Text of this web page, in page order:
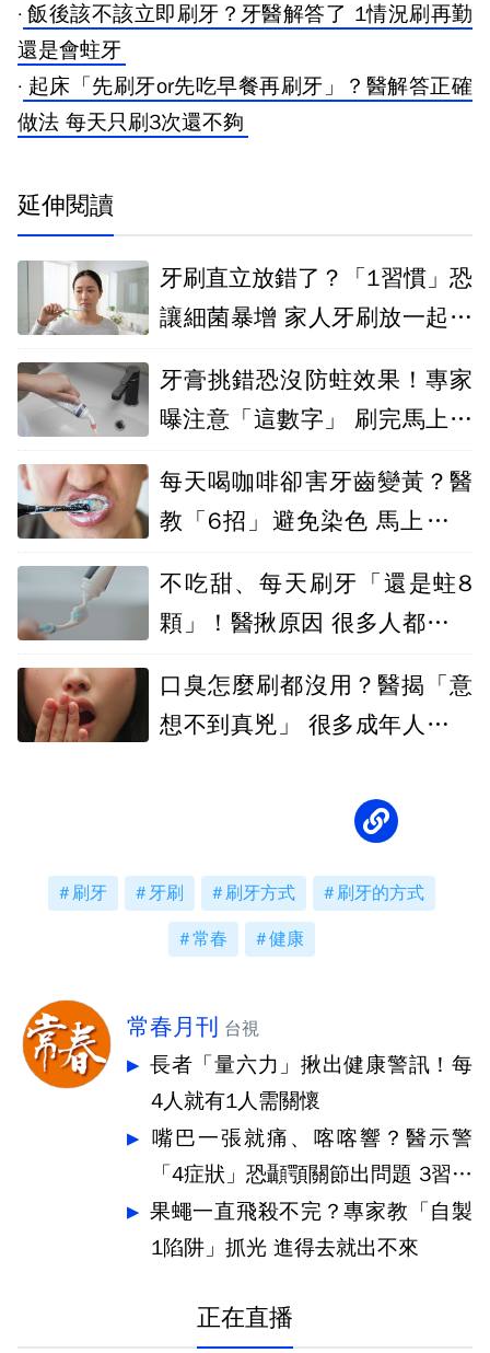
· 飯後該不該立即刷牙？牙醫解答了 1情況刷再勤
還是會蛀牙
· 起床「先刷牙or先吃早餐再刷牙」？醫解答正確
做法 每天只刷3次還不夠
延伸閱讀
牙刷直立放錯了？「1習慣」恐
讓細菌暴增 家人牙刷放一起也
牙膏挑錯恐沒防蛀效果！專家
曝注意「這數字」 刷完馬上漱
每天喝咖啡卻害牙齒變黃？醫
教「6招」避免染色 馬上刷牙
不吃甜、每天刷牙「還是蛀8
顆」！醫揪原因 很多人都少這
口臭怎麼刷都沒用？醫揭「意
想不到真兇」 很多成年人中鏢
刷牙 牙刷 刷牙方式 刷牙的方式
常春 健康
常春月刊 台視
長者「量六力」揪出健康警訊！每
4人就有1人需關懷
嘴巴一張就痛、喀喀響？醫示警
「4症狀」恐顳顎關節出問題 3習慣
快戒
果蠅一直飛殺不完？專家教「自製
1陷阱」抓光 進得去就出不來
正在直播